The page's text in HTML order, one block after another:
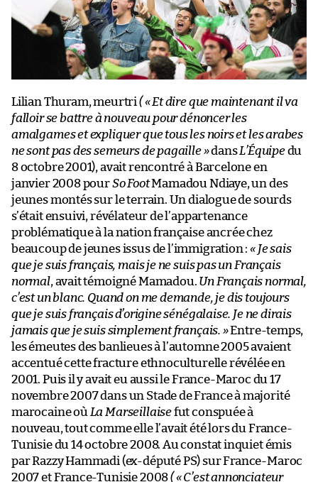
Lilian Thuram, meurtri ( « Et dire que maintenant il va
falloir se battre à nouveau pour dénoncer les
amalgames et expliquer que tous les noirs et les arabes
ne sont pas des semeurs de pagaille »dansL’Équipedu
8 octobre 2001), avait rencontré à Barcelone en
janvier 2008 pourSo FootMamadou Ndiaye, un des
jeunes montés sur le terrain. Un dialogue de sourds
s’était ensuivi, révélateur de l’appartenance
problématique à la nation française ancrée chez
beaucoup de jeunes issus de l’immigration :« Je sais
que je suis français, mais je ne suis pas un Français
normal, avait témoigné Mamadou. Un Français normal,
c’est un blanc. Quand on me demande, je dis toujours
que je suis français d’origine sénégalaise. Je ne dirais
jamais que je suis simplement français. »Entre-temps,
les émeutes des banlieues à l’automne 2005 avaient
accentué cette fracture ethnoculturelle révélée en
2001. Puis il y avait eu aussi le France-Maroc du 17
novembre 2007 dans un Stade de France à majorité
marocaine où La Marseillaisefut conspuée à
nouveau, tout comme elle l’avait été lors du France-
Tunisie du 14 octobre 2008. Au constat inquiet émis
par Razzy Hammadi (ex-député PS) sur France-Maroc
2007 et France-Tunisie 2008( « C’est annonciateur